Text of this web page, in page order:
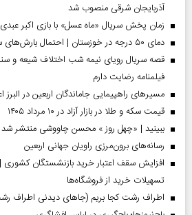
آذربایجان شرقی منصوب شد
زمان پخش سریال «ماه عسل» با بازی اکبر
دمای ۵۰ درجه در خوزستان | احتمال بارش‌های سیل‌آسا در ۳ استان
قصه سریال رویای نیمه شب اختلاف شیعه و
فیلمنامه رضایت دارم
مسیر‌های راهپیمایی جاماندگان اربعین در البرز
قیمت سکه و طلا در بازار آزاد در ۱۰ مرداد ۱۴۰۵
ببینید | «چهل روز » محسن چاووشی منتشر شد
رسانه‌های برون‌مرزی راویان جهانی اربعین
افزایش سقف اعتبار خرید بازنشستگان کشوری
تسهیلات خرید از فروشگاه‌ها
اطراف رشت کجا بریم (جاهای دیدنی اطراف